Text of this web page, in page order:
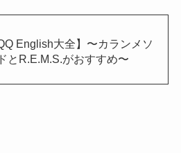
QQ English大全】〜カランメソ
とR.E.M.S.がおすすめ〜